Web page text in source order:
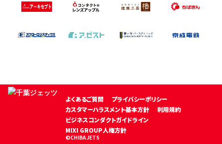
よくあるご質問
プライバシーポリシー
カスタマーハラスメント基本方針
利用規約
ビジネスコンダクトガイドライン
MIXI GROUP人権方針
©CHIBA JETS